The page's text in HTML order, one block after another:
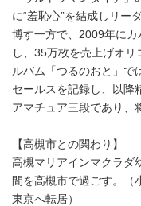
に“羞恥心”を結成しリー
博す一方で、2009年に
し、35万枚を売上げオ
ルバム「つるのおと」で
セールスを記録し、以降
アマチュア三段であり、
【高槻市との関わり】
高槻マリアインマクラダ
間を高槻市で過ごす。（
東京へ転居）